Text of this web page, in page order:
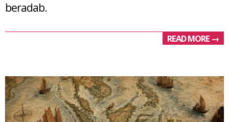
beradab.
READ MORE →